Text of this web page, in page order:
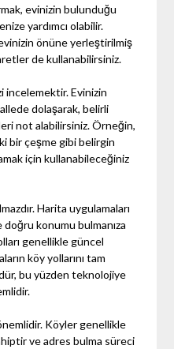
evinizin bulunduğu
yardımcı olabilir.
önüne yerleştirilmiş
de kullanabilirsiniz.
incelemektir. Evinizin
dolaşarak, belirli
not alabilirsiniz. Örneğin,
bir çeşme gibi belirgin
için kullanabileceğiniz
Harita uygulamaları
doğru konumu bulmanıza
genellikle güncel
köy yollarını tam
bu yüzden teknolojiye
Köyler genellikle
ve adres bulma süreci